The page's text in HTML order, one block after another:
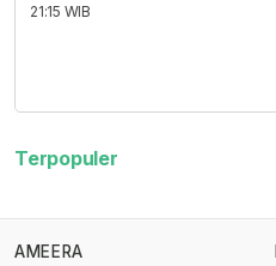
21:15 WIB
Terpopuler
AMEERA